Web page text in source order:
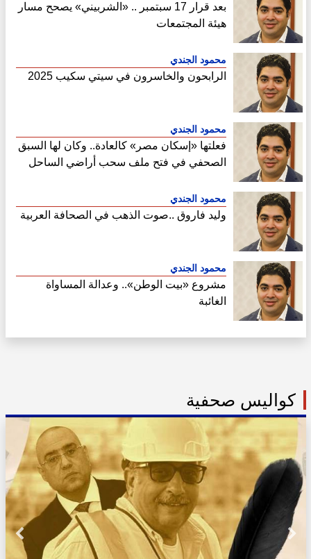
بعد قرار 17 سبتمبر .. «الشربيني» يصحح مسار
هيئة المجتمعات
محمود الجندي
الرابحون والخاسرون في سيتي سكيب 2025
محمود الجندي
فعلتها «إسكان مصر» كالعادة.. وكان لها السبق
الصحفي في فتح ملف سحب أراضي الساحل
محمود الجندي
وليد فاروق ..صوت الذهب في الصحافة العربية
محمود الجندي
مشروع «بيت الوطن».. وعدالة المساواة
الغائبة
كواليس صحفية